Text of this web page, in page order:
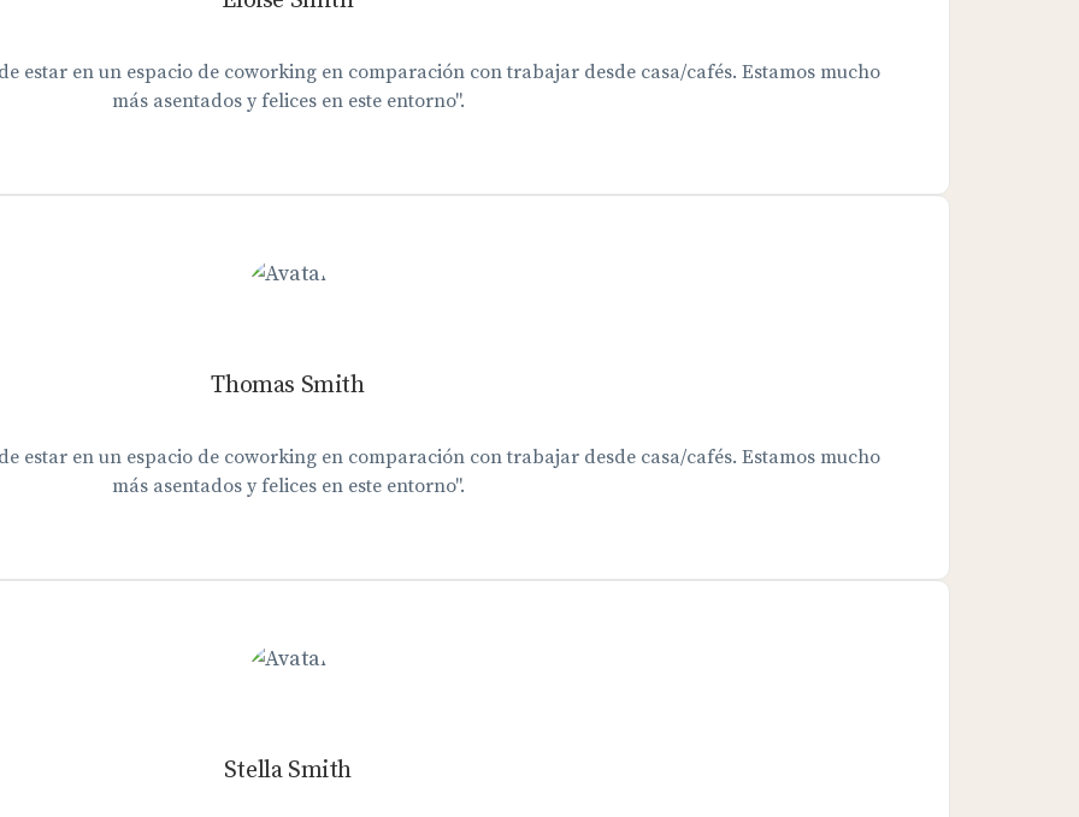
estar en un espacio de coworking en comparación con trabajar desde casa/cafés. Estamos mucho
más asentados y felices en este entorno".
Thomas Smith
estar en un espacio de coworking en comparación con trabajar desde casa/cafés. Estamos mucho
más asentados y felices en este entorno".
Stella Smith